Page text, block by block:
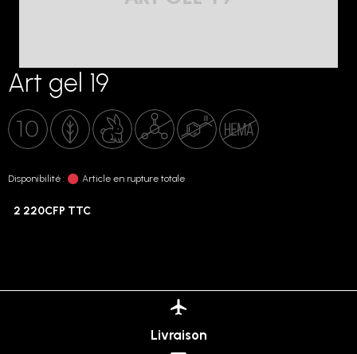
Art gel 19
Disponibilité : Article en rupture totale
2 220CFP TTC
Livraison